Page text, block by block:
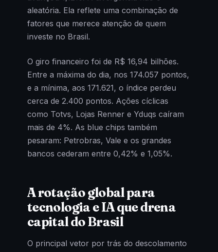
aleatória. Ela reflete uma combinação de
fatores que merece atenção de quem
investe no Brasil.
O giro financeiro foi de R$ 16,94 bilhões.
Entre a máxima do dia, nos 174.057 pontos,
e a mínima, aos 171.621, o índice perdeu
cerca de 2.400 pontos. Ações cíclicas
como Totvs, Lojas Renner e Yduqs caíram
mais de 4%. As blue chips também
pesaram: Petrobras, Vale e os grandes
bancos cederam entre 0,42% e 1,05%.
A rotação global para
tecnologia e IA que drena
capital do Brasil
O principal vetor por trás do descolamento